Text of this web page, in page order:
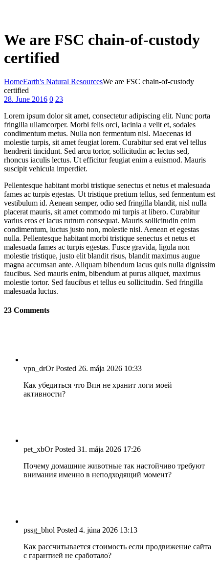
We are FSC chain-of-custody
certified
HomeEarth's Natural ResourcesWe are FSC chain-of-custody
certified
28. June 2016 0 23
Lorem ipsum dolor sit amet, consectetur adipiscing elit. Nunc porta
fringilla ullamcorper. Morbi felis orci, lacinia a velit et, sodales
condimentum metus. Nulla non fermentum nisl. Maecenas id
molestie turpis, sit amet feugiat lorem. Curabitur sed erat vel tellus
hendrerit tincidunt. Sed arcu tortor, sollicitudin ac lectus sed,
rhoncus iaculis lectus. Ut efficitur feugiat enim a euismod. Mauris
suscipit vehicula imperdiet.
Pellentesque habitant morbi tristique senectus et netus et malesuada
fames ac turpis egestas. Ut tristique pretium tellus, sed fermentum est
vestibulum id. Aenean semper, odio sed fringilla blandit, nisl nulla
placerat mauris, sit amet commodo mi turpis at libero. Curabitur
varius eros et lacus rutrum consequat. Mauris sollicitudin enim
condimentum, luctus justo non, molestie nisl. Aenean et egestas
nulla. Pellentesque habitant morbi tristique senectus et netus et
malesuada fames ac turpis egestas. Fusce gravida, ligula non
molestie tristique, justo elit blandit risus, blandit maximus augue
magna accumsan ante. Aliquam bibendum lacus quis nulla dignissim
faucibus. Sed mauris enim, bibendum at purus aliquet, maximus
molestie tortor. Sed faucibus et tellus eu sollicitudin. Sed fringilla
malesuada luctus.
23 Comments
vpn_drOr Posted 26. mája 2026 10:33
Как убедиться что Впн не хранит логи моей
активности?
pet_xbOr Posted 31. mája 2026 17:26
Почему домашние животные так настойчиво требуют
внимания именно в неподходящий момент?
pssg_bhol Posted 4. júna 2026 13:13
Как рассчитывается стоимость если продвижение сайта
с гарантией не сработало?